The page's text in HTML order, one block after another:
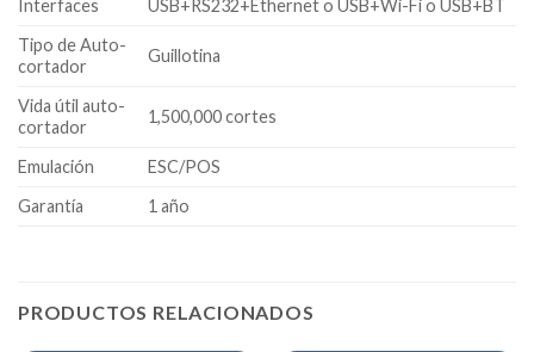
Interfaces
USB+RS232+Ethernet o USB+Wi-Fi o USB+BT
Tipo de Auto-
cortador
Guillotina
Vida útil auto-
cortador
1,500,000 cortes
Emulación
ESC/POS
Garantía
1 año
PRODUCTOS RELACIONADOS